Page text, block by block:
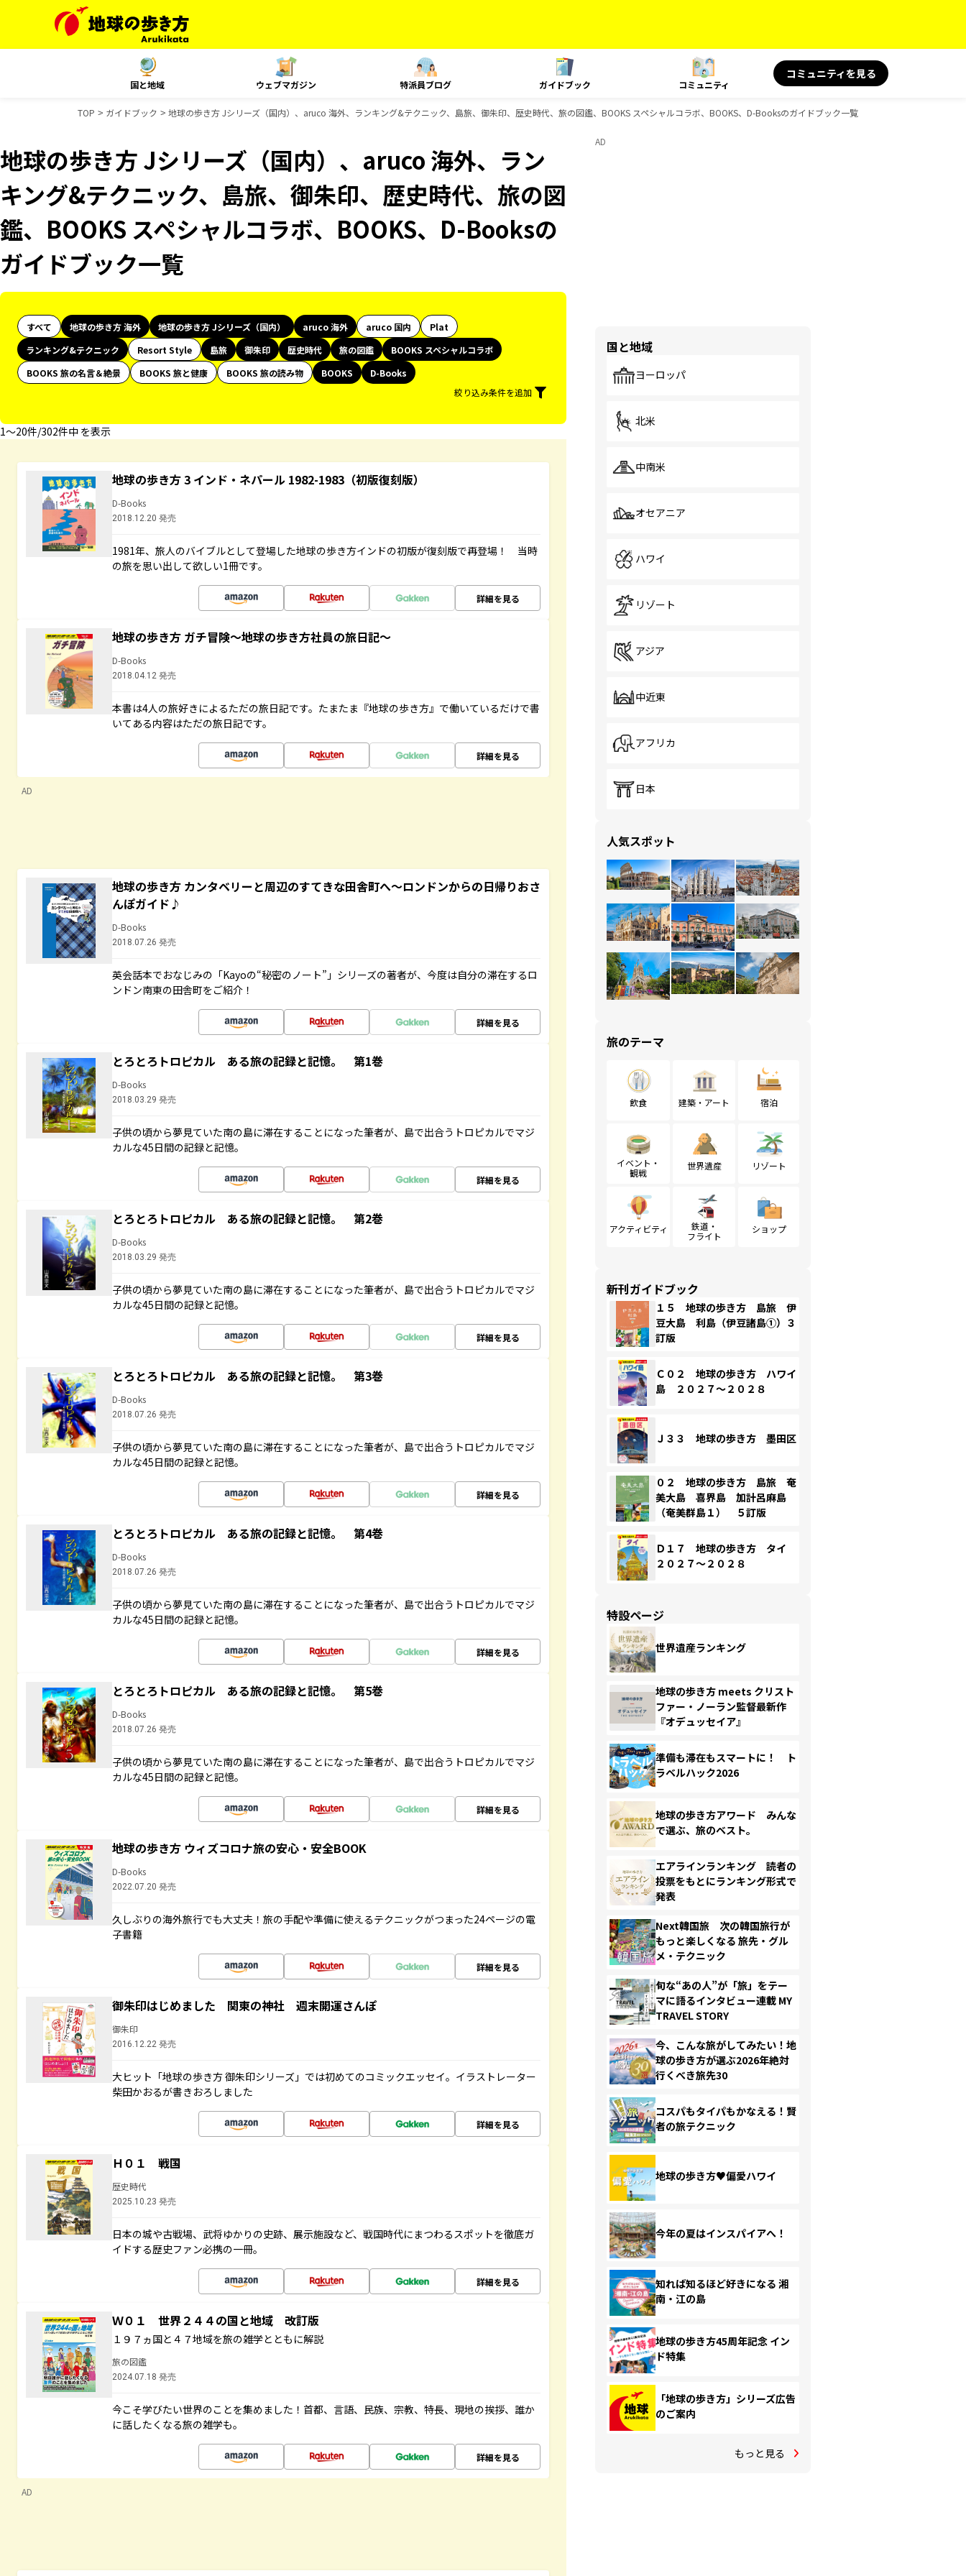
国と地域 ウェブマガジン 特派員ブログ ガイドブック コミュニティ
コミュニティを見る
TOP ガイドブック 地球の歩き方 Jシリーズ（国内）、aruco 海外、ランキング&テクニック、島旅、御朱印、歴史時代、旅の図鑑、BOOKS スペシャルコラボ、BOOKS、D-Booksのガイドブック一覧
地球の歩き方 Jシリーズ（国内）、aruco 海外、ラン
キング&テクニック、島旅、御朱印、歴史時代、旅の図
鑑、BOOKS スペシャルコラボ、BOOKS、D-Booksの
ガイドブック一覧
すべて 地球の歩き方 海外 地球の歩き方 Jシリーズ（国内） aruco 海外 aruco 国内
Plat
ランキング&テクニック
Resort Style 島旅 御朱印 歴史時代 旅の図鑑
BOOKS スペシャルコラボ
BOOKS 旅の名言＆絶景
BOOKS 旅と健康 BOOKS 旅の読み物 BOOKS
D-Books
絞り込み条件を追加
1〜20件/302件中 を表示
地球の歩き方 3 インド・ネパール 1982-1983（初版復刻版）
D-Books
2018.12.20 発売
1981年、旅人のバイブルとして登場した地球の歩き方インドの初版が復刻版で再登場！ 当時
の旅を思い出して欲しい1冊です。
詳細を見る
地球の歩き方 ガチ冒険～地球の歩き方社員の旅日記～
D-Books
2018.04.12 発売
本書は4人の旅好きによるただの旅日記です。たまたま『地球の歩き方』で働いているだけで書
いてある内容はただの旅日記です。
詳細を見る
AD
地球の歩き方 カンタベリーと周辺のすてきな田舎町へ～ロンドンからの日帰りおさ
んぽガイド♪
D-Books
2018.07.26 発売
英会話本でおなじみの「Kayoの“秘密のノート”」シリーズの著者が、今度は自分の滞在するロ
ンドン南東の田舎町をご紹介！
詳細を見る
とろとろトロピカル ある旅の記録と記憶。 第1巻
D-Books
2018.03.29 発売
子供の頃から夢見ていた南の島に滞在することになった筆者が、島で出合うトロピカルでマジ
カルな45日間の記録と記憶。
詳細を見る
とろとろトロピカル ある旅の記録と記憶。 第2巻
D-Books
2018.03.29 発売
子供の頃から夢見ていた南の島に滞在することになった筆者が、島で出合うトロピカルでマジ
カルな45日間の記録と記憶。
詳細を見る
とろとろトロピカル ある旅の記録と記憶。 第3巻
D-Books
2018.07.26 発売
子供の頃から夢見ていた南の島に滞在することになった筆者が、島で出合うトロピカルでマジ
カルな45日間の記録と記憶。
詳細を見る
とろとろトロピカル ある旅の記録と記憶。 第4巻
D-Books
2018.07.26 発売
子供の頃から夢見ていた南の島に滞在することになった筆者が、島で出合うトロピカルでマジ
カルな45日間の記録と記憶。
詳細を見る
とろとろトロピカル ある旅の記録と記憶。 第5巻
D-Books
2018.07.26 発売
子供の頃から夢見ていた南の島に滞在することになった筆者が、島で出合うトロピカルでマジ
カルな45日間の記録と記憶。
詳細を見る
地球の歩き方 ウィズコロナ旅の安心・安全BOOK
D-Books
2022.07.20 発売
久しぶりの海外旅行でも大丈夫！旅の手配や準備に使えるテクニックがつまった24ページの電
子書籍
詳細を見る
御朱印はじめました 関東の神社 週末開運さんぽ
御朱印
2016.12.22 発売
大ヒット「地球の歩き方 御朱印シリーズ」では初めてのコミックエッセイ。イラストレーター
柴田かおるが書きおろしました
詳細を見る
Ｈ０１ 戦国
歴史時代
2025.10.23 発売
日本の城や古戦場、武将ゆかりの史跡、展示施設など、戦国時代にまつわるスポットを徹底ガ
イドする歴史ファン必携の一冊。
詳細を見る
Ｗ０１ 世界２４４の国と地域 改訂版
１９７ヵ国と４７地域を旅の雑学とともに解説
旅の図鑑
2024.07.18 発売
今こそ学びたい世界のことを集めました！首都、言語、民族、宗教、特長、現地の挨拶、誰か
に話したくなる旅の雑学も。
詳細を見る
AD
AD
国と地域
ヨーロッパ
北米
中南米
オセアニア
ハワイ
リゾート
アジア
中近東
アフリカ
日本
人気スポット
旅のテーマ
飲食 建築・アート 宿泊
イベント・
観戦
世界遺産 リゾート
アクティビティ
鉄道・
フライト
ショップ
新刊ガイドブック
１５ 地球の歩き方 島旅 伊
豆大島 利島（伊豆諸島①）３
訂版
Ｃ０２ 地球の歩き方 ハワイ
島 ２０２７～２０２８
Ｊ３３ 地球の歩き方 墨田区
０２ 地球の歩き方 島旅 奄
美大島 喜界島 加計呂麻島
（奄美群島１） ５訂版
Ｄ１７ 地球の歩き方 タイ
２０２７～２０２８
特設ページ
世界遺産ランキング
地球の歩き方 meets クリスト
ファー・ノーラン監督最新作
『オデュッセイア』
準備も滞在もスマートに！ ト
ラベルハック2026
地球の歩き方アワード みんな
で選ぶ、旅のベスト。
エアラインランキング 読者の
投票をもとにランキング形式で
発表
Next韓国旅 次の韓国旅行が
もっと楽しくなる 旅先・グル
メ・テクニック
旬な“あの人”が「旅」をテー
マに語るインタビュー連載 MY
TRAVEL STORY
今、こんな旅がしてみたい！地
球の歩き方が選ぶ2026年絶対
行くべき旅先30
コスパもタイパもかなえる！賢
者の旅テクニック
地球の歩き方♥偏愛ハワイ
今年の夏はインスパイアへ！
知れば知るほど好きになる 湘
南・江の島
地球の歩き方45周年記念 イン
ド特集
「地球の歩き方」シリーズ広告
のご案内
もっと見る